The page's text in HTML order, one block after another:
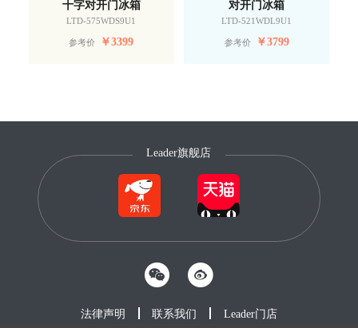
十字对开门冰箱
LTD-575WDS9U1
参考价 ￥3399
对开门冰箱
LTD-521WDL9U1
参考价 ￥3799
Leader旗舰店
法律声明 联系我们 Leader门店